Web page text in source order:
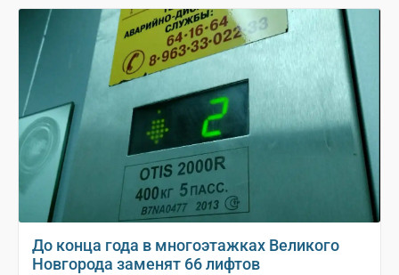
До конца года в многоэтажках Великого
Новгорода заменят 66 лифтов